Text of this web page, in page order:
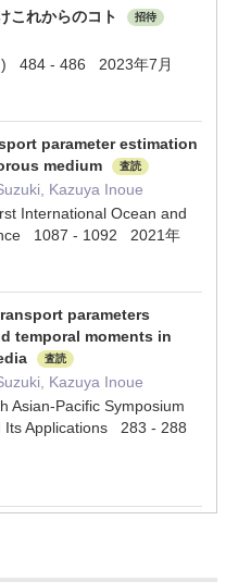
これからのコト 招待
) 484 - 486 2023年7月
parameter estimation
medium
査読
Kazuya Inoue
International Ocean and
1087 - 1092 2021年
parameters
temporal moments in
査読
Kazuya Inoue
Asian-Pacific Symposium
Its Applications 283 - 288